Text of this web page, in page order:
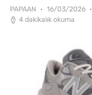
PAPAAN 16/03/2026
4 dakikalık okuma